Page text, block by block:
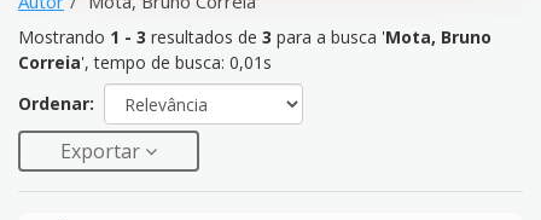
Mostrando 1 - 3 resultados de 3 para a busca 'Mota, Bruno
Correia', tempo de busca: 0,01s
Ordenar:
Exportar